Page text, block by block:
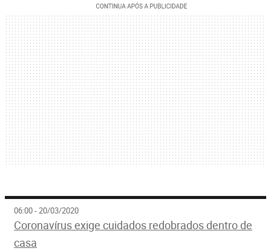
06:00 - 20/03/2020
Coronavírus exige cuidados redobrados dentro de
casa